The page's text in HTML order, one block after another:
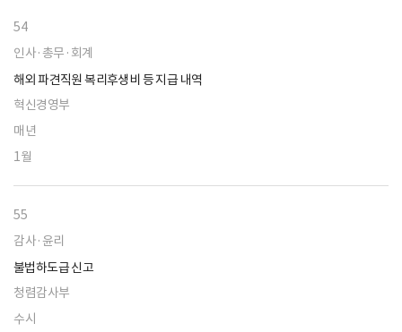
54
인사·총무·회계
해외 파견직원 복리후생비 등 지급 내역
혁신경영부
매년
1월
55
감사·윤리
불법하도급 신고
청렴감사부
수시